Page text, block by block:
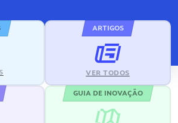
ARTIGOS
VER TODOS
GUIA DE INOVAÇÃO